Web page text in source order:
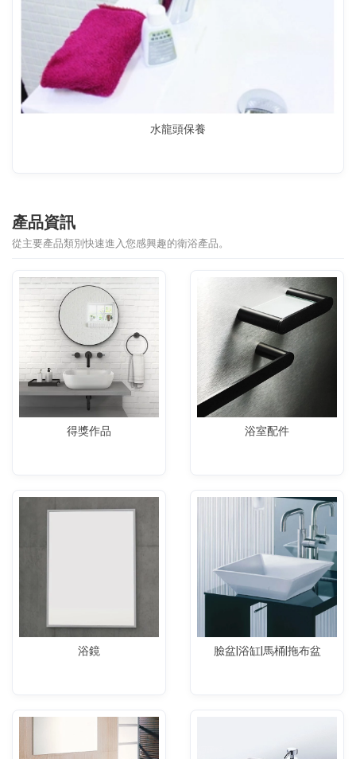
水龍頭保養
產品資訊
從主要產品類別快速進入您感興趣的衛浴產品。
得獎作品 浴室配件
浴鏡 臉盆|浴缸|馬桶|拖布盆